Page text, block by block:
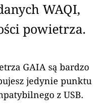
WAQI,
powietrza.
GAIA są bardzo
jedynie punktu
z USB.